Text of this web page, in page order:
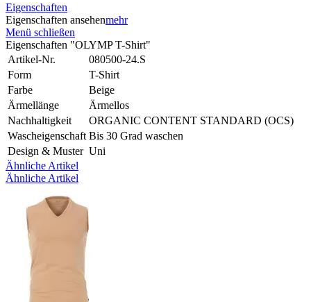
Eigenschaften
Eigenschaften ansehenmehr
Menü schließen
Eigenschaften "OLYMP T-Shirt"
Artikel-Nr.
080500-24.S
Form
T-Shirt
Farbe
Beige
Ärmellänge
Ärmellos
Nachhaltigkeit
ORGANIC CONTENT STANDARD (OCS)
Wascheigenschaft Bis 30 Grad waschen
Design & Muster Uni
Ähnliche Artikel
Ähnliche Artikel